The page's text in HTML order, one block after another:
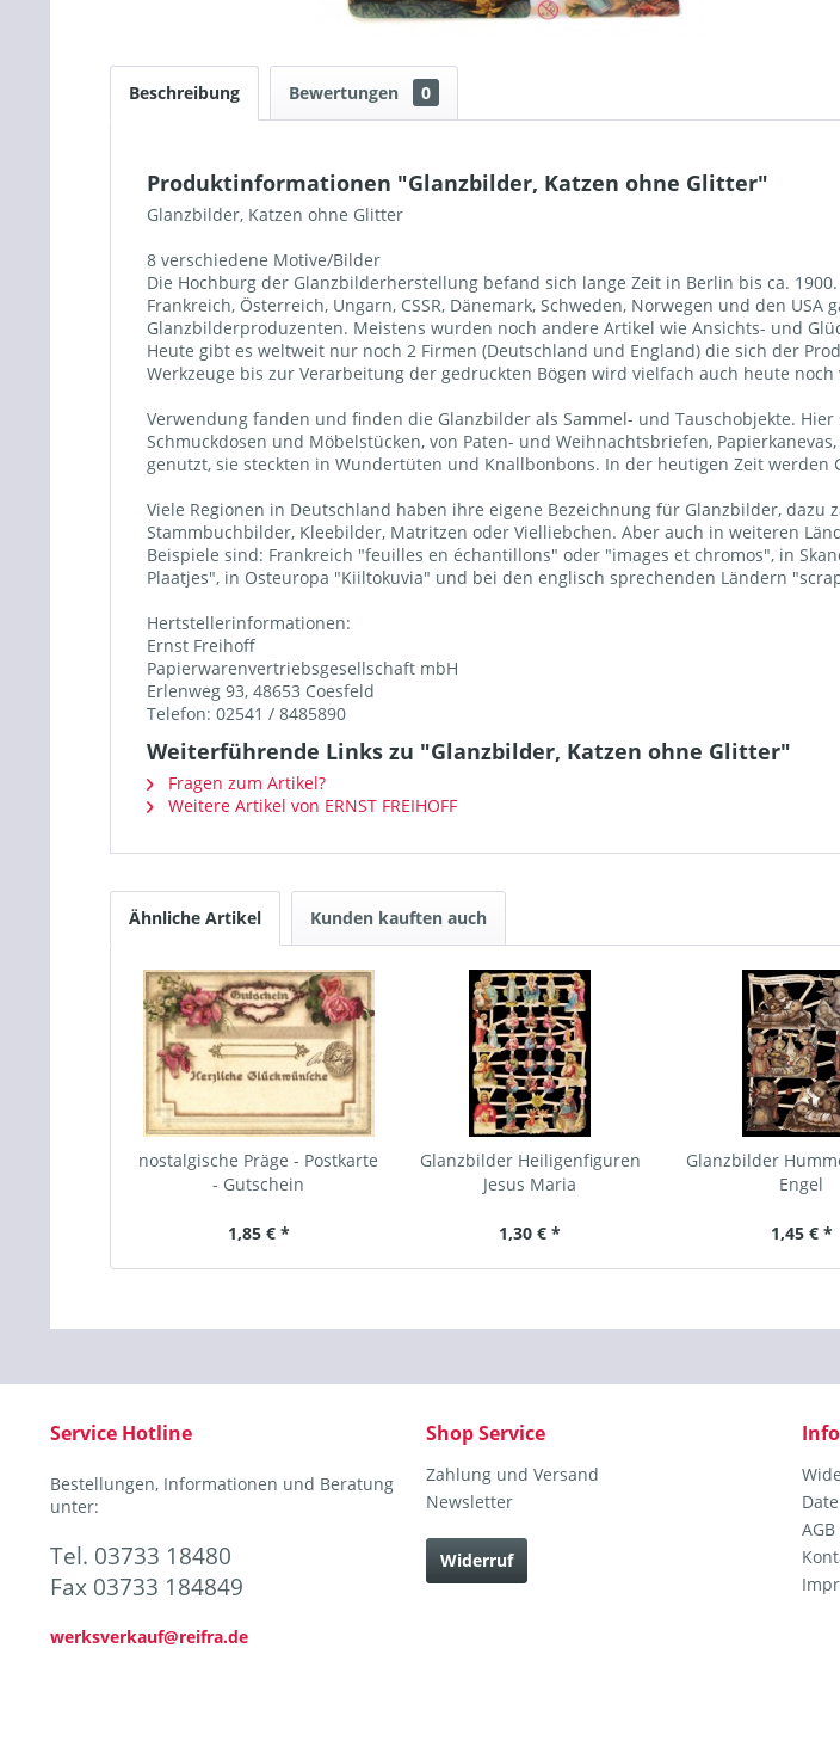
Beschreibung Bewertungen 0
Produktinformationen "Glanzbilder, Katzen ohne Glitter"
Glanzbilder, Katzen ohne Glitter
8 verschiedene Motive/Bilder
Die Hochburg der Glanzbilderherstellung befand sich lange Zeit in Berlin bis ca.
Frankreich, Österreich, Ungarn, CSSR, Dänemark, Schweden, Norwegen und den
Glanzbilderproduzenten. Meistens wurden noch andere Artikel wie Ansichts- und
Heute gibt es weltweit nur noch 2 Firmen (Deutschland und England) die sich der
Werkzeuge bis zur Verarbeitung der gedruckten Bögen wird vielfach auch heute
Verwendung fanden und finden die Glanzbilder als Sammel- und Tauschobjekte.
Schmuckdosen und Möbelstücken, von Paten- und Weihnachtsbriefen,
genutzt, sie steckten in Wundertüten und Knallbonbons. In der heutigen Zeit
Viele Regionen in Deutschland haben ihre eigene Bezeichnung für Glanzbilder, dazu
Stammbuchbilder, Kleebilder, Matritzen oder Vielliebchen. Aber auch in weiteren
Beispiele sind: Frankreich "feuilles en échantillons" oder "images et chromos", in
Plaatjes", in Osteuropa "Kiiltokuvia" und bei den englisch sprechenden Ländern
Hertstellerinformationen:
Ernst Freihoff
Papierwarenvertriebsgesellschaft mbH
Erlenweg 93, 48653 Coesfeld
Telefon: 02541 / 8485890
Weiterführende Links zu "Glanzbilder, Katzen ohne Glitter"
Fragen zum Artikel?
Weitere Artikel von ERNST FREIHOFF
Ähnliche Artikel Kunden kauften auch
nostalgische Präge - Postkarte
- Gutschein
1,85 € *
Glanzbilder Heiligenfiguren
Jesus Maria
1,30 € *
Glanzbilder
Engel
1,45 € *
Service Hotline
Bestellungen, Informationen und Beratung
unter:
Tel. 03733 18480
Fax 03733 184849
werksverkauf@reifra.de
Shop Service
Zahlung und Versand
Newsletter
Widerruf